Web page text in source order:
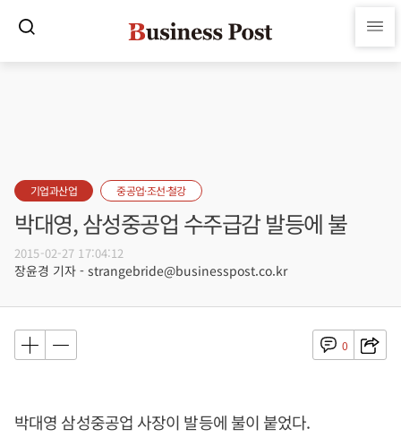
기업과산업 중공업·조선·철강
박대영, 삼성중공업 수주급감 발등에 불
2015-02-27 17:04:12
장윤경 기자 - strangebride@businesspost.co.kr
0
박대영 삼성중공업 사장이 발등에 불이 붙었다.